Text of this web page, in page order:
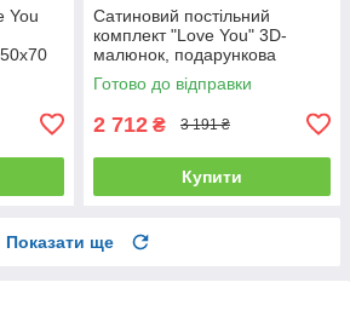
You
Сатиновий постільний
комплект "Love You" 3D-
малюнок, подарункова
упаковка полуторний
Готово до відправки
2 712 ₴ 3 191 ₴
Купити
Показати ще